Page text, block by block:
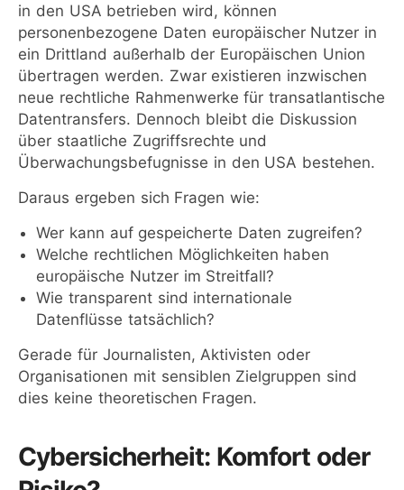
in den USA betrieben wird, können
personenbezogene Daten europäischer Nutzer in
ein Drittland außerhalb der Europäischen Union
übertragen werden. Zwar existieren inzwischen
neue rechtliche Rahmenwerke für transatlantische
Datentransfers. Dennoch bleibt die Diskussion
über staatliche Zugriffsrechte und
Überwachungsbefugnisse in den USA bestehen.
Daraus ergeben sich Fragen wie:
Wer kann auf gespeicherte Daten zugreifen?
Welche rechtlichen Möglichkeiten haben
europäische Nutzer im Streitfall?
Wie transparent sind internationale
Datenflüsse tatsächlich?
Gerade für Journalisten, Aktivisten oder
Organisationen mit sensiblen Zielgruppen sind
dies keine theoretischen Fragen.
Cybersicherheit: Komfort oder